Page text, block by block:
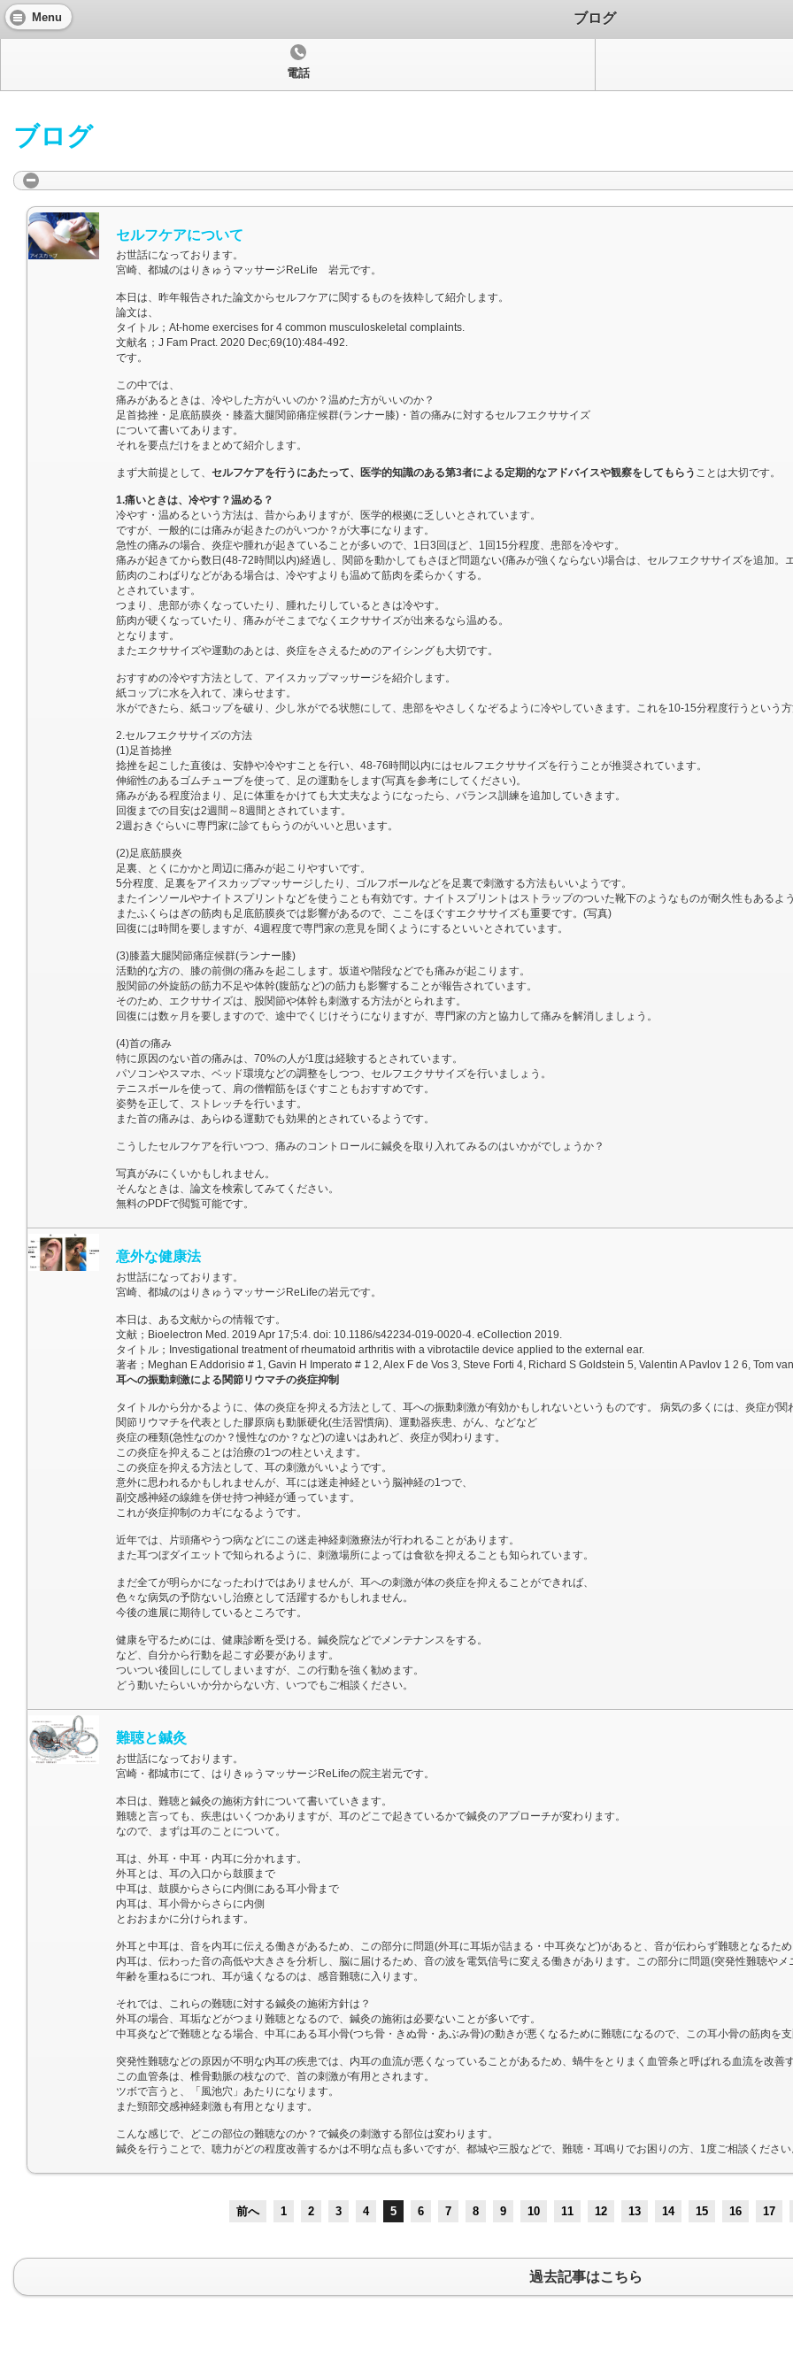
Menu ブログ
電話
ブログ
セルフケアについて
お世話になっております。
宮崎、都城のはりきゅうマッサージReLife 岩元です。
本日は、昨年報告された論文からセルフケアに関するものを抜粋して紹介します。
論文は、
タイトル；At-home exercises for 4 common musculoskeletal complaints.
文献名；J Fam Pract. 2020 Dec;69(10):484-492.
です。
この中では、
痛みがあるときは、冷やした方がいいのか？温めた方がいいのか？
足首捻挫・足底筋膜炎・膝蓋大腿関節痛症候群(ランナー膝)・首の痛みに対するセルフエクササイズ
について書いてあります。
それを要点だけをまとめて紹介します。
まず大前提として、 セルフケアを行うにあたって、医学的知識のある第3者による定期的なアドバイスや観察をしてもらう ことは大切です。
1.痛いときは、冷やす？温める？
冷やす・温めるという方法は、昔からありますが、医学的根拠に乏しいとされています。
ですが、一般的には痛みが起きたのがいつか？が大事になります。
急性の痛みの場合、炎症や腫れが起きていることが多いので、1日3回ほど、1回15分程度、患部を冷やす。
痛みが起きてから数日(48-72時間以内)経過し、関節を動かしてもさほど問題ない(痛みが強くならない)場合は、セルフエクササイズを追加。
筋肉のこわばりなどがある場合は、冷やすよりも温めて筋肉を柔らかくする。
とされています。
つまり、患部が赤くなっていたり、腫れたりしているときは冷やす。
筋肉が硬くなっていたり、痛みがそこまでなくエクササイズが出来るなら温める。
となります。
またエクササイズや運動のあとは、炎症をさえるためのアイシングも大切です。
おすすめの冷やす方法として、アイスカップマッサージを紹介します。
紙コップに水を入れて、凍らせます。
氷ができたら、紙コップを破り、少し氷がでる状態にして、患部をやさしくなぞるように冷やしていきます。これを10-15分程度行うという
2.セルフエクササイズの方法
(1)足首捻挫
捻挫を起こした直後は、安静や冷やすことを行い、48-76時間以内にはセルフエクササイズを行うことが推奨されています。
伸縮性のあるゴムチューブを使って、足の運動をします(写真を参考にしてください)。
痛みがある程度治まり、足に体重をかけても大丈夫なようになったら、バランス訓練を追加していきます。
回復までの目安は2週間～8週間とされています。
2週おきぐらいに専門家に診てもらうのがいいと思います。
(2)足底筋膜炎
足裏、とくにかかと周辺に痛みが起こりやすいです。
5分程度、足裏をアイスカップマッサージしたり、ゴルフボールなどを足裏で刺激する方法もいいようです。
またインソールやナイトスプリントなどを使うことも有効です。ナイトスプリントはストラップのついた靴下のようなものが耐久性もあるよ
またふくらはぎの筋肉も足底筋膜炎では影響があるので、ここをほぐすエクササイズも重要です。(写真)
回復には時間を要しますが、4週程度で専門家の意見を聞くようにするといいとされています。
(3)膝蓋大腿関節痛症候群(ランナー膝)
活動的な方の、膝の前側の痛みを起こします。坂道や階段などでも痛みが起こります。
股関節の外旋筋の筋力不足や体幹(腹筋など)の筋力も影響することが報告されています。
そのため、エクササイズは、股関節や体幹も刺激する方法がとられます。
回復には数ヶ月を要しますので、途中でくじけそうになりますが、専門家の方と協力して痛みを解消しましょう。
(4)首の痛み
特に原因のない首の痛みは、70%の人が1度は経験するとされています。
パソコンやスマホ、ベッド環境などの調整をしつつ、セルフエクササイズを行いましょう。
テニスボールを使って、肩の僧帽筋をほぐすこともおすすめです。
姿勢を正して、ストレッチを行います。
また首の痛みは、あらゆる運動でも効果的とされているようです。
こうしたセルフケアを行いつつ、痛みのコントロールに鍼灸を取り入れてみるのはいかがでしょうか？
写真がみにくいかもしれません。
そんなときは、論文を検索してみてください。
無料のPDFで閲覧可能です。
意外な健康法
お世話になっております。
宮崎、都城のはりきゅうマッサージReLifeの岩元です。
本日は、ある文献からの情報です。
文献；Bioelectron Med. 2019 Apr 17;5:4. doi: 10.1186/s42234-019-0020-4. eCollection 2019.
タイトル；Investigational treatment of rheumatoid arthritis with a vibrotactile device applied to the external ear.
著者；Meghan E Addorisio # 1, Gavin H Imperato # 1 2, Alex F de Vos 3, Steve Forti 4, Richard S Goldstein 5, Valentin A Pavlov 1 2 6, Tom van der Poll 3, Huan
耳への振動刺激による関節リウマチの炎症抑制
タイトルから分かるように、体の炎症を抑える方法として、耳への振動刺激が有効かもしれないというものです。 病気の多くには、炎症が関
関節リウマチを代表とした膠原病も動脈硬化(生活習慣病)、運動器疾患、がん、などなど
炎症の種類(急性なのか？慢性なのか？など)の違いはあれど、炎症が関わります。
この炎症を抑えることは治療の1つの柱といえます。
この炎症を抑える方法として、耳の刺激がいいようです。
意外に思われるかもしれませんが、耳には迷走神経という脳神経の1つで、
副交感神経の線維を併せ持つ神経が通っています。
これが炎症抑制のカギになるようです。
近年では、片頭痛やうつ病などにこの迷走神経刺激療法が行われることがあります。
また耳つぼダイエットで知られるように、刺激場所によっては食欲を抑えることも知られています。
まだ全てが明らかになったわけではありませんが、耳への刺激が体の炎症を抑えることができれば、
色々な病気の予防ないし治療として活躍するかもしれません。
今後の進展に期待しているところです。
健康を守るためには、健康診断を受ける。鍼灸院などでメンテナンスをする。
など、自分から行動を起こす必要があります。
ついつい後回しにしてしまいますが、この行動を強く勧めます。
どう動いたらいいか分からない方、いつでもご相談ください。
難聴と鍼灸
お世話になっております。
宮崎・都城市にて、はりきゅうマッサージReLifeの院主岩元です。
本日は、難聴と鍼灸の施術方針について書いていきます。
難聴と言っても、疾患はいくつかありますが、耳のどこで起きているかで鍼灸のアプローチが変わります。
なので、まずは耳のことについて。
耳は、外耳・中耳・内耳に分かれます。
外耳とは、耳の入口から鼓膜まで
中耳は、鼓膜からさらに内側にある耳小骨まで
内耳は、耳小骨からさらに内側
とおおまかに分けられます。
外耳と中耳は、音を内耳に伝える働きがあるため、この部分に問題(外耳に耳垢が詰まる・中耳炎など)があると、音が伝わらず難聴となるた
内耳は、伝わった音の高低や大きさを分析し、脳に届けるため、音の波を電気信号に変える働きがあります。この部分に問題(突発性難聴や
年齢を重ねるにつれ、耳が遠くなるのは、感音難聴に入ります。
それでは、これらの難聴に対する鍼灸の施術方針は？
外耳の場合、耳垢などがつまり難聴となるので、鍼灸の施術は必要ないことが多いです。
中耳炎などで難聴となる場合、中耳にある耳小骨(つち骨・きぬ骨・あぶみ骨)の動きが悪くなるために難聴になるので、この耳小骨の筋肉を支配する顔面神経
突発性難聴などの原因が不明な内耳の疾患では、内耳の血流が悪くなっていることがあるため、蝸牛をとりまく血管条と呼ばれる血流を改善
この血管条は、椎骨動脈の枝なので、首の刺激が有用とされます。
ツボで言うと、「風池穴」あたりになります。
また頸部交感神経刺激も有用となります。
こんな感じで、どこの部位の難聴なのか？で鍼灸の刺激する部位は変わります。
鍼灸を行うことで、聴力がどの程度改善するかは不明な点も多いですが、都城や三股などで、難聴・耳鳴りでお困りの方、1度ご相談くださ
前へ 1 2 3 4 5 6 7 8 9 10 11 12 13 14 15 16 17
過去記事はこちら